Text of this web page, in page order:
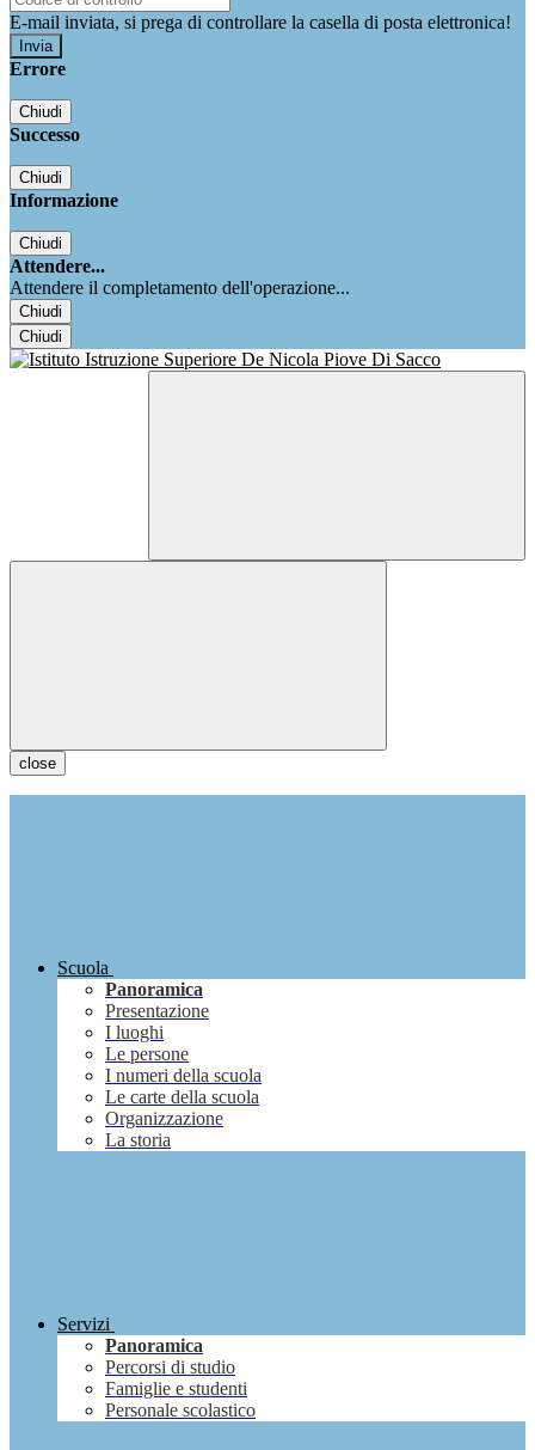
E-mail inviata, si prega di controllare la casella di posta elettronica!
Errore
Chiudi
Successo
Chiudi
Informazione
Chiudi
Attendere...
Attendere il completamento dell'operazione...
Chiudi
Chiudi
close
Scuola
Panoramica
Presentazione
I luoghi
Le persone
I numeri della scuola
Le carte della scuola
Organizzazione
La storia
Servizi
Panoramica
Percorsi di studio
Famiglie e studenti
Personale scolastico